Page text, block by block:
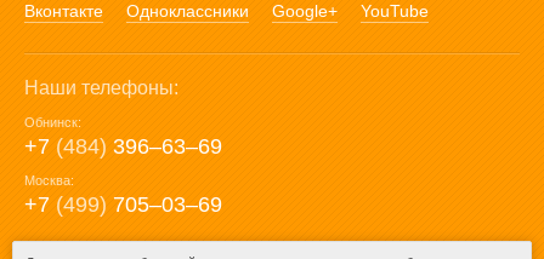
Вконтакте Одноклассники Google+ YouTube
Наши телефоны:
Обнинск:
+7 (484) 396‒63‒69
Москва:
+7 (499) 705‒03‒69
E-mail: